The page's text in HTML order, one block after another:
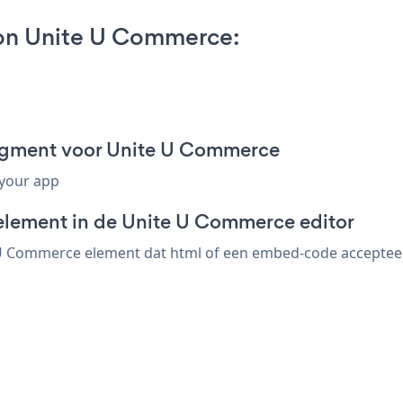
Unite U Commerce:
voor Unite U Commerce
app
in de Unite U Commerce editor
element dat html of een embed-code